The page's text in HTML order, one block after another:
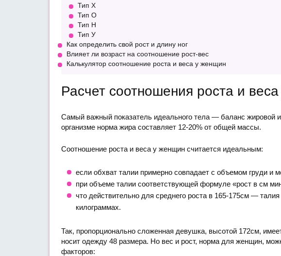
Тип Х
Тип О
Тип Н
Тип У
Как определить свой рост и длину ног
Влияет ли возраст на соотношение рост-вес
Калькулятор соотношение роста и веса у женщин
Расчет соотношения роста и
Самый важный показатель идеального тела — баланс жировой
организме норма жира составляет 12-20% от общей массы.
Соотношение роста и веса у женщин считается идеальным:
если обхват талии примерно совпадает с объемом груди и
при объеме талии соответствующей формуле «рост в см
что действительно для среднего роста в 165-175см —
килограммах.
Так, пропорционально сложенная девушка, высотой 172см,
носит одежду 48 размера. Но вес и рост, норма для женщин,
факторов: